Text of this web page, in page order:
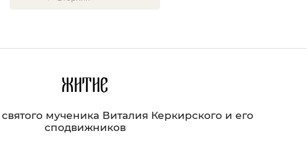
Житие
мученика Виталия Керкирского и его
сподвижников